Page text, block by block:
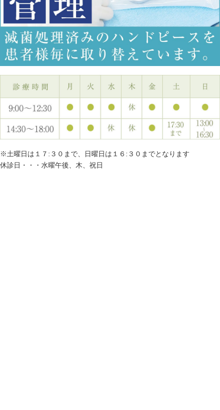
※土曜日は１７:３０まで、日曜日は１６:３０までとなります
休診日・・・水曜午後、木、祝日